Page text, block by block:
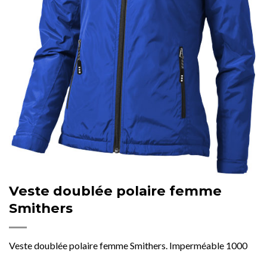
Veste doublée polaire femme
Smithers
Veste doublée polaire femme Smithers. Imperméable 1000